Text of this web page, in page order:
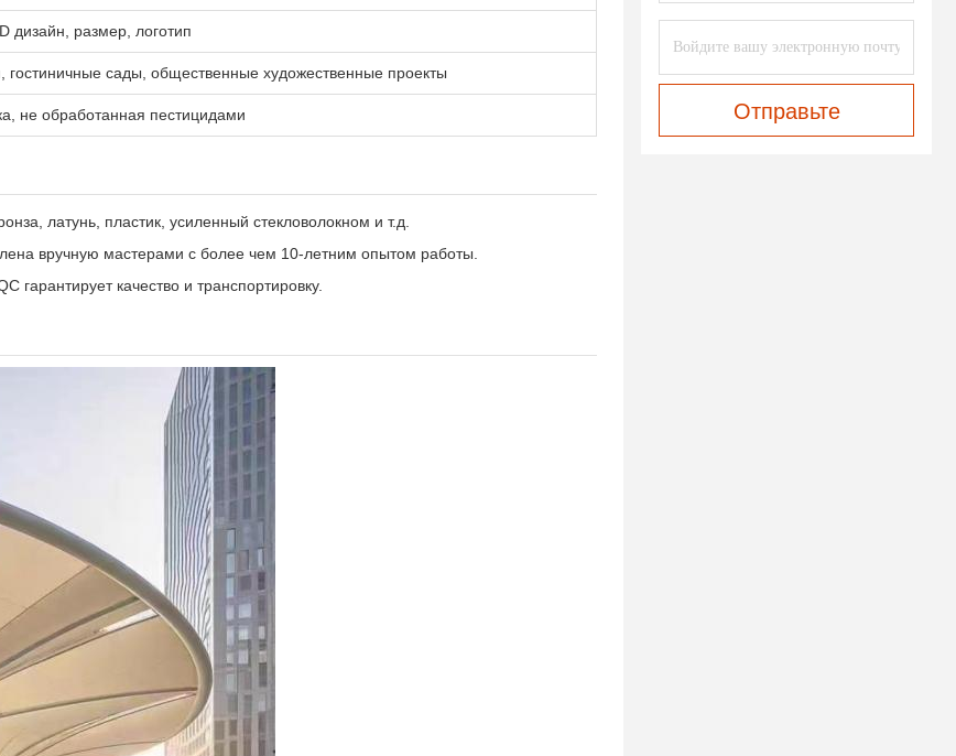
дизайн, размер, логотип
гостиничные сады, общественные художественные проекты
не обработанная пестицидами
латунь, пластик, усиленный стекловолокном и т.д.
вручную мастерами с более чем 10-летним опытом работы.
гарантирует качество и транспортировку.
Отправьте